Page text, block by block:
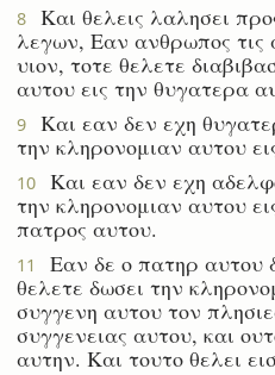
8
Και θελεις λαλησει
λεγων, Εαν ανθρωπος τις
υιον, τοτε θελετε
αυτου εις την θυγατερα
9
Και εαν δεν εχη
την κληρονομιαν αυτου
10
Και εαν δεν εχη
την κληρονομιαν αυτου
πατρος αυτου.
11
Εαν δε ο πατηρ αυτου
θελετε δωσει την
συγγενη αυτου τον
συγγενειας αυτου, και
αυτην. Και τουτο θελει